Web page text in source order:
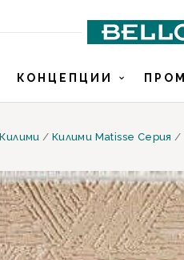
КОНЦЕПЦИИ
Килими / Килими Matisse Серия /